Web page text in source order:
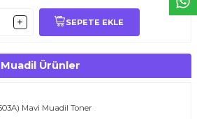
SEPETE EKLE
Muadil Ürünler
Mavi Muadil Toner